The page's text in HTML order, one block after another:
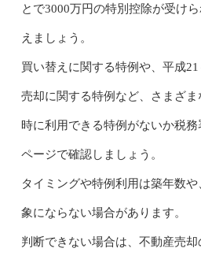
とで3000万円の特別控除が受け
えましょう。
買い替えに関する特例や、平成
売却に関する特例など、さまざ
時に利用できる特例がないか税
ページで確認しましょう。
タイミングや特例利用は築年数
象にならない場合があります。
判断できない場合は、不動産売